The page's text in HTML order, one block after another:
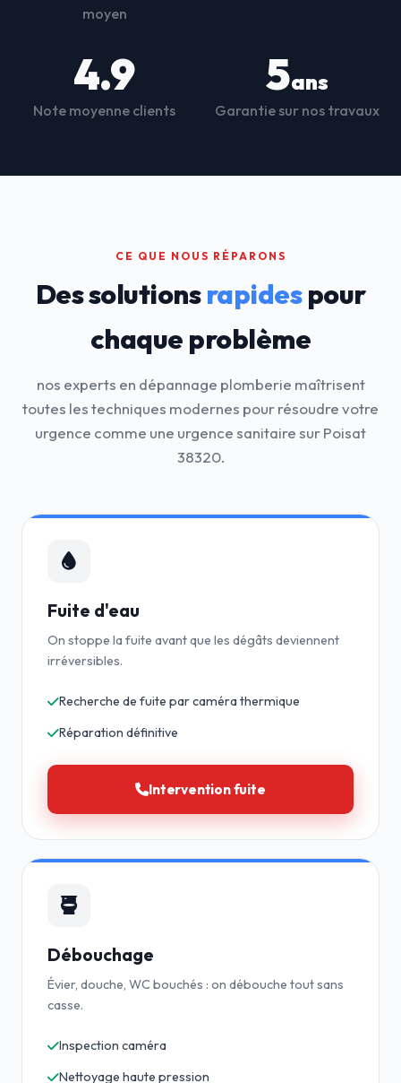
moyen
4.9
Note moyenne clients
5ans
Garantie sur nos travaux
CE QUE NOUS RÉPARONS
Des solutionsrapidespour
chaque problème
nos experts en dépannage plomberie maîtrisent
toutes les techniques modernes pour résoudre votre
urgence comme une urgence sanitaire sur Poisat
38320.
Fuite d'eau
On stoppe la fuite avant que les dégâts deviennent
irréversibles.
Recherche de fuite par caméra thermique
Réparation définitive
Intervention fuite
Débouchage
Évier, douche, WC bouchés : on débouche tout sans
casse.
Inspection caméra
Nettoyage haute pression